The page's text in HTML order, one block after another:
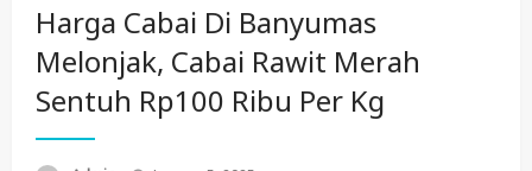
Harga Cabai Di Banyumas
Melonjak, Cabai Rawit Merah
Sentuh Rp100 Ribu Per Kg